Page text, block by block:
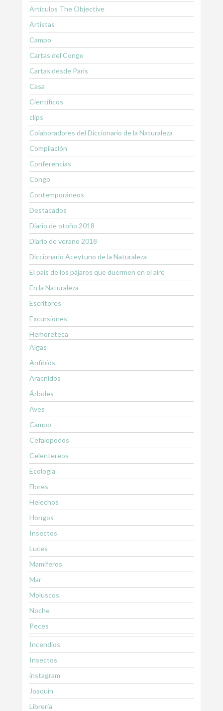
Artículos The Objective
Artistas
Campo
Cartas del Congo
Cartas desde Paris
Casa
Científicos
clips
Colaboradores del Diccionario de la Naturaleza
Compilación
Conferencias
Congo
Contemporáneos
Destacados
Diario de otoño 2018
Diario de verano 2018
Diccionario Aceytuno de la Naturaleza
El país de los pájaros que duermen en el aire
En la Naturaleza
Escritores
Excursiones
Hemoreteca
Algas
Anfibios
Aracnidos
Árboles
Aves
Campo
Cefalopodos
Celentereos
Ecología
Flores
Helechos
Hongos
Insectos
Luces
Mamiferos
Mar
Moluscos
Noche
Peces
Incendios
Insectos
instagram
Joaquín
Librería